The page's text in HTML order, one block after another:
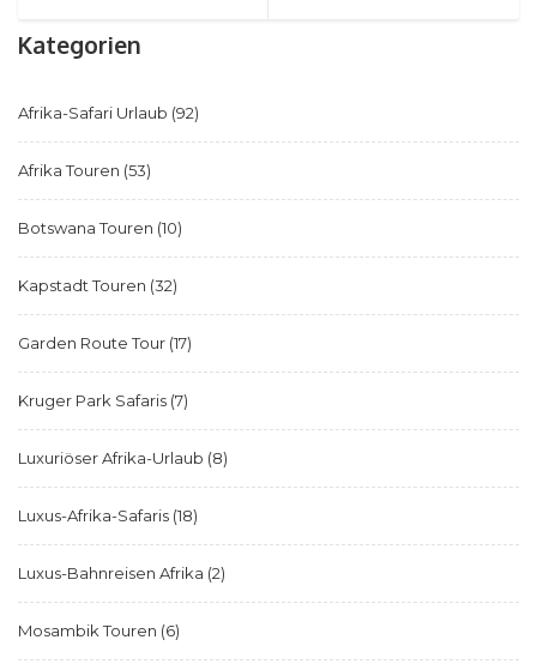
Kategorien
Afrika-Safari Urlaub (92)
Afrika Touren (53)
Botswana Touren (10)
Kapstadt Touren (32)
Garden Route Tour (17)
Kruger Park Safaris (7)
Luxuriöser Afrika-Urlaub (8)
Luxus-Afrika-Safaris (18)
Luxus-Bahnreisen Afrika (2)
Mosambik Touren (6)